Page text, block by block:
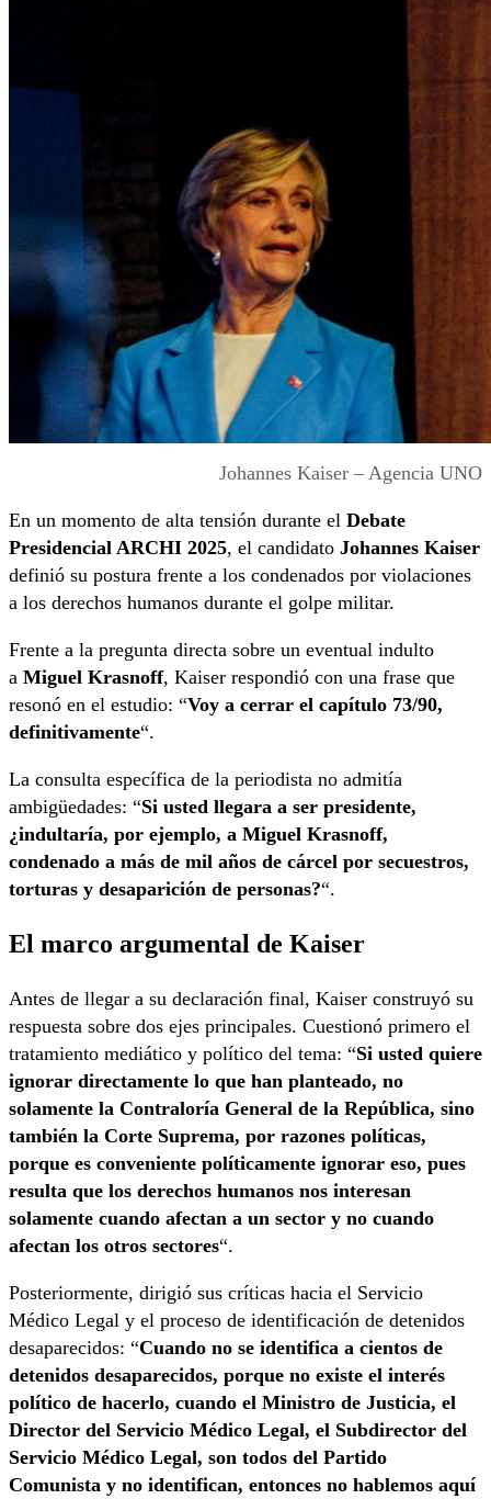
Johannes Kaiser – Agencia UNO
En un momento de alta tensión durante el Debate
Presidencial ARCHI 2025, el candidato Johannes Kaiser
definió su postura frente a los condenados por violaciones
a los derechos humanos durante el golpe militar.
Frente a la pregunta directa sobre un eventual indulto
a Miguel Krasnoff, Kaiser respondió con una frase que
resonó en el estudio: “Voy a cerrar el capítulo 73/90,
definitivamente“.
La consulta específica de la periodista no admitía
ambigüedades: “Si usted llegara a ser presidente,
¿indultaría, por ejemplo, a Miguel Krasnoff,
condenado a más de mil años de cárcel por secuestros,
torturas y desaparición de personas?“.
El marco argumental de Kaiser
Antes de llegar a su declaración final, Kaiser construyó su
respuesta sobre dos ejes principales. Cuestionó primero el
tratamiento mediático y político del tema: “Si usted quiere
ignorar directamente lo que han planteado, no
solamente la Contraloría General de la República, sino
también la Corte Suprema, por razones políticas,
porque es conveniente políticamente ignorar eso, pues
resulta que los derechos humanos nos interesan
solamente cuando afectan a un sector y no cuando
afectan los otros sectores“.
Posteriormente, dirigió sus críticas hacia el Servicio
Médico Legal y el proceso de identificación de detenidos
desaparecidos: “Cuando no se identifica a cientos de
detenidos desaparecidos, porque no existe el interés
político de hacerlo, cuando el Ministro de Justicia, el
Director del Servicio Médico Legal, el Subdirector del
Servicio Médico Legal, son todos del Partido
Comunista y no identifican, entonces no hablemos aquí